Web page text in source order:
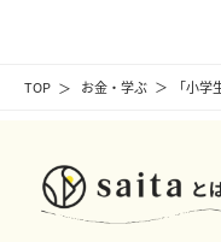
TOP お金・学ぶ 「小